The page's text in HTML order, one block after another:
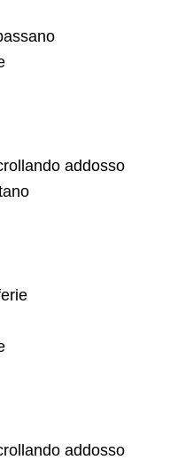
addosso
addosso